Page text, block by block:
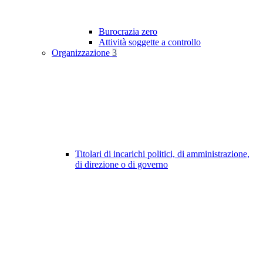
Burocrazia zero
Attività soggette a controllo
Organizzazione 3
Titolari di incarichi politici, di amministrazione,
di direzione o di governo